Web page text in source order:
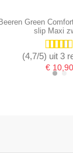
Beeren Green
slip Maxi
(4,7/5) uit 3
€ 10,90